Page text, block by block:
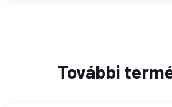
További